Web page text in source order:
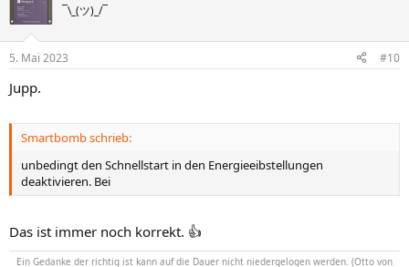
t
v
S
i
e
t
v
S
i
¯\_(ツ)_/¯
5. Mai 2023 #10
Jupp.
Smartbomb schrieb:
unbedingt den Schnellstart in den Energieeibstellungen
deaktivieren. Bei
Das ist immer noch korrekt. 👍
Ein Gedanke der richtig ist kann auf die Dauer nicht niedergelogen werden. (Otto von